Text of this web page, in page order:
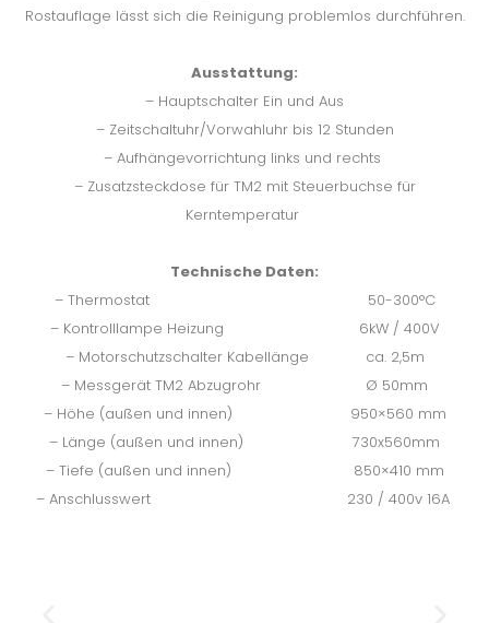
Rostauflage lässt sich die Reinigung problemlos durchführen.
Ausstattung:
– Hauptschalter Ein und Aus
– Zeitschaltuhr/Vorwahluhr bis 12 Stunden
– Aufhängevorrichtung links und rechts
– Zusatzsteckdose für TM2 mit Steuerbuchse für
Kerntemperatur
Technische Daten:
– Thermostat 50-300°C
– Kontrolllampe Heizung 6kW / 400V
– Motorschutzschalter Kabellänge ca. 2,5m
– Messgerät TM2 Abzugrohr Ø 50mm
– Höhe (außen und innen) 950×560 mm
– Länge (außen und innen) 730x560mm
– Tiefe (außen und innen) 850×410 mm
– Anschlusswert 230 / 400v 16A